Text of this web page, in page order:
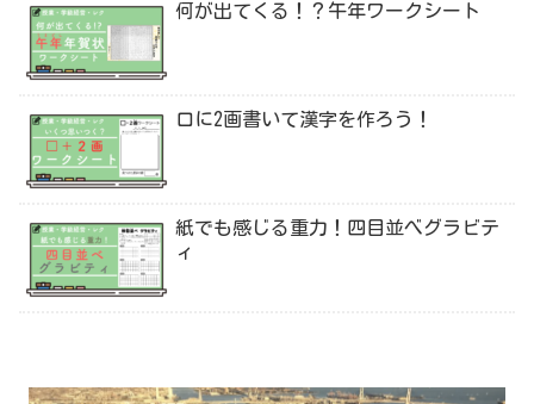
何が出てくる！？午年ワークシート
口に2画書いて漢字を作ろう！
紙でも感じる重力！四目並べグラビテ
ィ